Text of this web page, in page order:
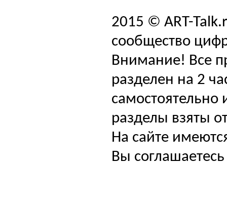
2015 © ART-
сообщество
Внимание! Все
разделен на 2
самостоятельно
разделы взяты
На сайте
Вы